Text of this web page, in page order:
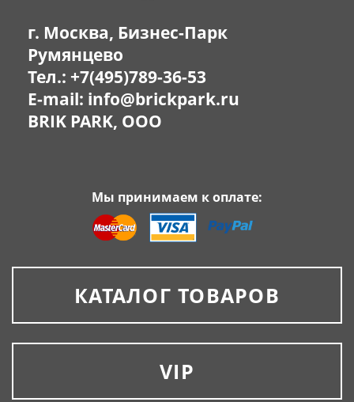
г. Москва, Бизнес-Парк
Румянцево
Тел.: +7(495)789-36-53
E-mail: info@brickpark.ru
BRIK PARK, OOO
Мы принимаем к оплате:
КАТАЛОГ ТОВАРОВ
VIP